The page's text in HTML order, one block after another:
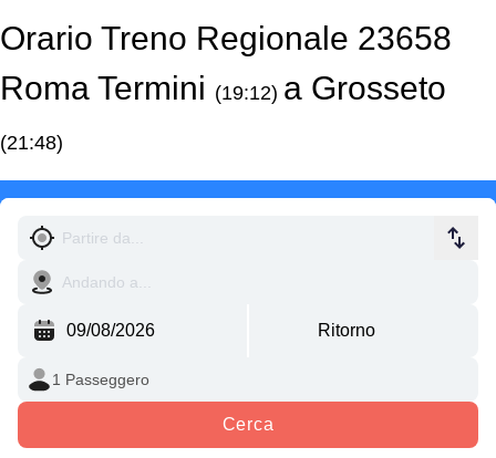
Orario Treno Regionale 23658
Roma Termini (19:12) a Grosseto
(21:48)
Cerca